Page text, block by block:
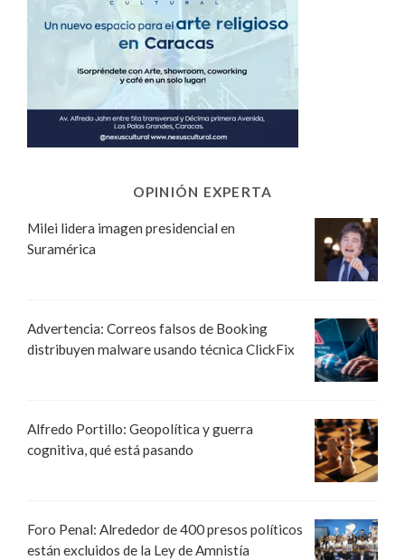
OPINIÓN EXPERTA
Milei lidera imagen presidencial en
Suramérica
Advertencia: Correos falsos de Booking
distribuyen malware usando técnica ClickFix
Alfredo Portillo: Geopolítica y guerra
cognitiva, qué está pasando
Foro Penal: Alrededor de 400 presos políticos
están excluidos de la Ley de Amnistía